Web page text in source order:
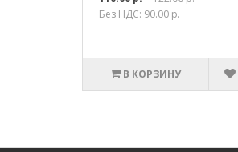
Без НДС: 90.00 р.
В КОРЗИНУ